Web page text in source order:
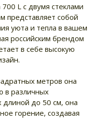
L с двумя стеклами
представляет собой
уюта и тепла в вашем
российским брендом
в себе высокую
метров она
в различных
до 50 см, она
горение, создавая